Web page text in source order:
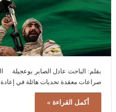
‏بقلم: الباحث عادل الصابر بوعجيلة
صراعات معقدة تحديات هائلة في إعادة
أكمل القراءة »